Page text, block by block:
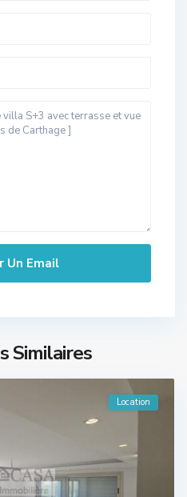
Similaires
Location